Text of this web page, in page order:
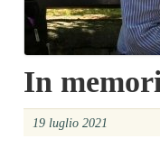
In
19 luglio 2021